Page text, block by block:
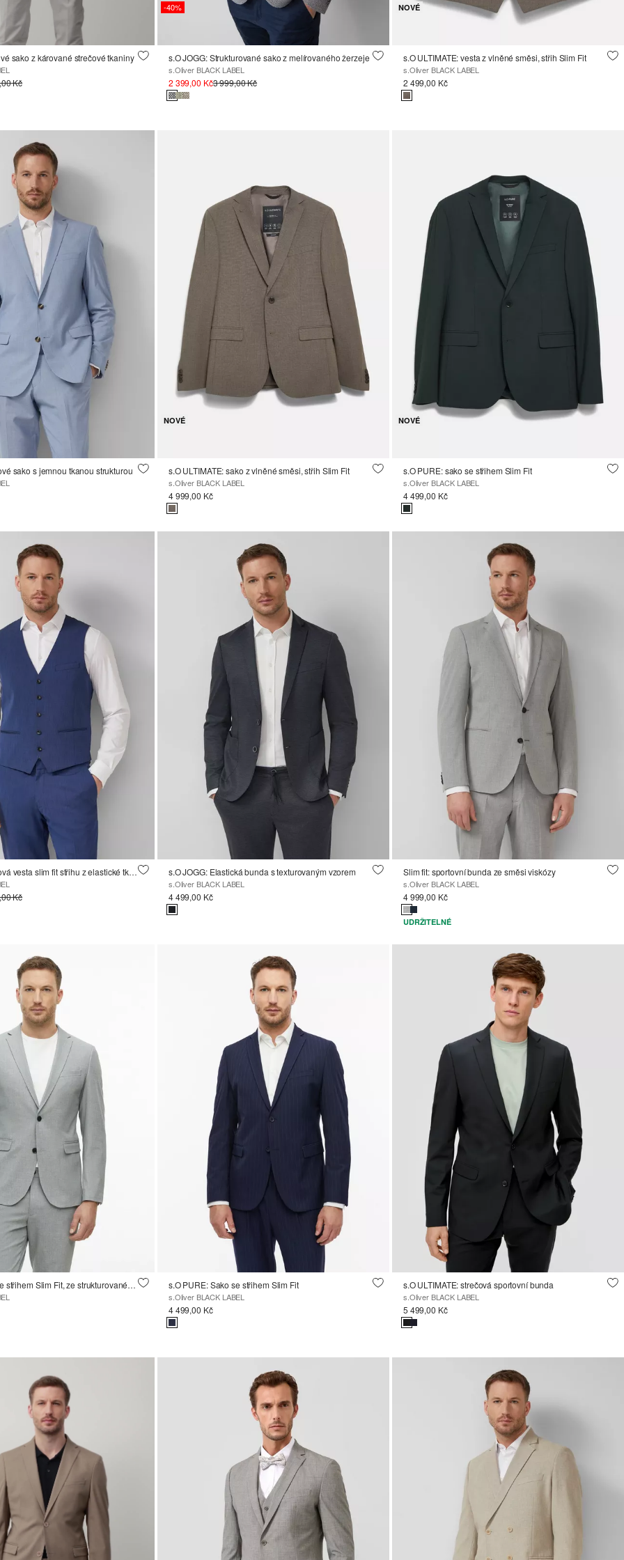
sako z kárované strečové tkaniny
Kč
-40%
s.O JOGG: Strukturované sako z melírovaného žerzeje
s.Oliver BLACK LABEL
2 399,00 Kč3 999,00 Kč
NOVÉ
s.O ULTIMATE: vesta z vlněné směsi, střih Slim Fit
s.Oliver BLACK LABEL
2 499,00 Kč
sako s jemnou tkanou strukturou
NOVÉ
s.O ULTIMATE: sako z vlněné směsi, střih Slim Fit
s.Oliver BLACK LABEL
4 999,00 Kč
NOVÉ
s.O PURE: sako se střihem Slim Fit
s.Oliver BLACK LABEL
4 499,00 Kč
s.O PURE: Obleková vesta slim fit střihu z elastické tkaniny
Kč
s.O JOGG: Elastická bunda s texturovaným vzorem
s.Oliver BLACK LABEL
4 499,00 Kč
Slim fit: sportovní bunda ze směsi viskózy
s.Oliver BLACK LABEL
4 999,00 Kč
UDRŽITELNÉ
s.O PURE: sako se střihem Slim Fit, ze strukturovaného materiálu s.O PURE: Sako se střihem Slim Fit
s.Oliver BLACK LABEL
4 499,00 Kč
s.O ULTIMATE: strečová sportovní bunda
s.Oliver BLACK LABEL
5 499,00 Kč